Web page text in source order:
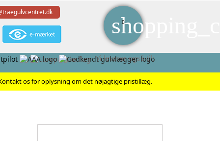
0
Vi leverer også til:
os for oplysning om det nøjagtige pristillæg.